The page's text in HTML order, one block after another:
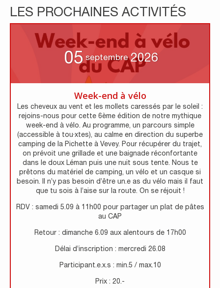
LES PROCHAINES ACTIVITÉS
05 septembre 2026
Week-end à vélo
Les cheveux au vent et les mollets caressés par le soleil :
rejoins-nous pour cette 6ème édition de notre mythique
week-end à vélo. Au programme, un parcours simple
(accessible à tou·xtes), au calme en direction du superbe
camping de la Pichette à Vevey. Pour récupérer du trajet,
on prévoit une grillade et une baignade réconfortante
dans le doux Léman puis une nuit sous tente. Nous te
prêtons du matériel de camping, un vélo et un casque si
besoin. Il n’y pas besoin d’être un.e as du vélo mais il faut
que tu sois à l’aise sur la route. On se réjouit !
RDV : samedi 5.09 à 11h00 pour partager un plat de pâtes
au CAP
Retour : dimanche 6.09 aux alentours de 17h00
Délai d’inscription : mercredi 26.08
Participant.e.x.s : min.5 / max.10
Prix : 20.-